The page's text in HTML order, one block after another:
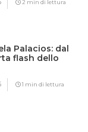
2 min di lettura
Palacios: dal
flash dello
1 min di lettura